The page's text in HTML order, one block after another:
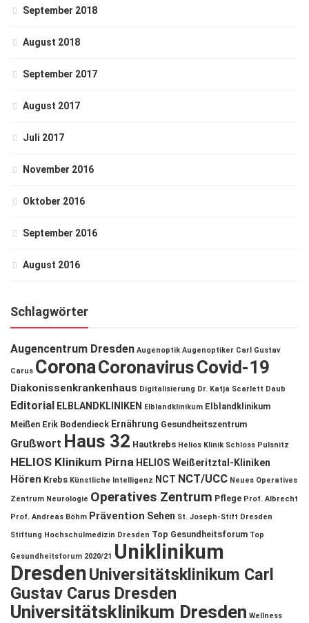
September 2018
August 2018
September 2017
August 2017
Juli 2017
November 2016
Oktober 2016
September 2016
August 2016
Schlagwörter
Augencentrum Dresden Augenoptik Augenoptiker Carl Gustav
Carus CoronaCoronavirusCovid-19
Diakonissenkrankenhaus Digitalisierung Dr. Katja Scarlett Daub
Editorial ELBLANDKLINIKEN Elblandklinikum Elblandklinikum
Meißen Erik Bodendieck Ernährung Gesundheitszentrum
Grußwort Haus 32 Hautkrebs Helios Klinik Schloss Pulsnitz
HELIOS Klinikum Pirna HELIOS Weißeritztal-Kliniken
Hören Krebs Künstliche Intelligenz NCT NCT/UCC Neues Operatives
Zentrum Neurologie Operatives Zentrum Pflege Prof. Albrecht
Prof. Andreas Böhm Prävention Sehen St. Joseph-Stift Dresden
Stiftung Hochschulmedizin Dresden Top Gesundheitsforum Top
Gesundheitsforum 2020/21 Uniklinikum
DresdenUniversitätsklinikum Carl
Gustav Carus Dresden
Universitätsklinikum Dresden Wellness